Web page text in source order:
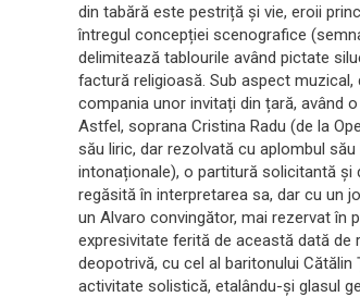
din tabără este pestriță și vie, eroii
întregul concepției scenografice
delimitează tablourile având pictate
factură religioasă. Sub aspect
compania unor invitați din țară, având
Astfel, soprana Cristina Radu (de la
său liric, dar rezolvată cu aplombul
intonaționale), o partitură solicitantă și
regăsită în interpretarea sa, dar cu un
un Alvaro convingător, mai rezervat în
expresivitate ferită de această dată de
deopotrivă, cu cel al baritonului
activitate solistică, etalându-și glasul